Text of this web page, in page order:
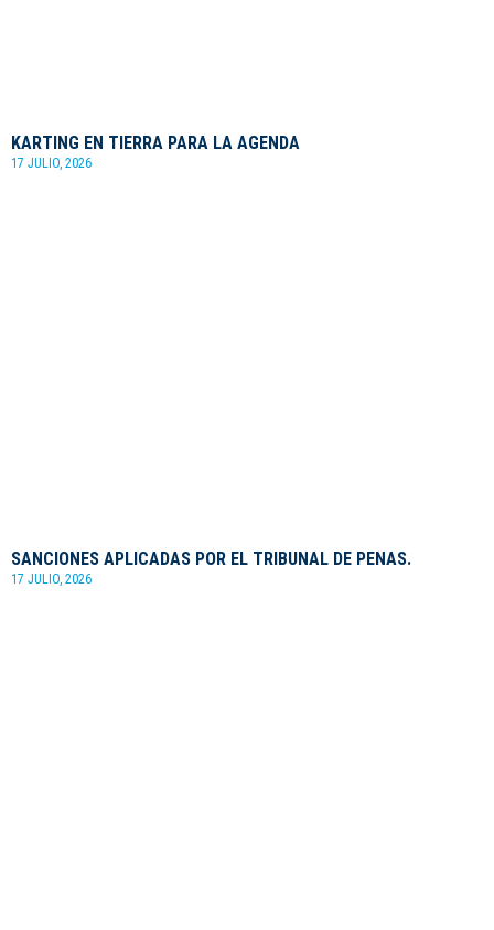
KARTING EN TIERRA PARA LA AGENDA
17 JULIO, 2026
SANCIONES APLICADAS POR EL TRIBUNAL DE PENAS.
17 JULIO, 2026